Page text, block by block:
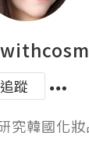
追蹤
究韓國化